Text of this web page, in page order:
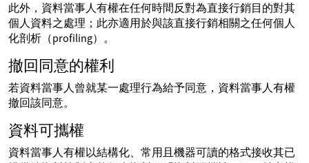
此外，資料當事人有權在任何時間反對為直接行銷目的對其
個人資料之處理；此亦適用於與該直接行銷相關之任何個人
化剖析（profiling）。
撤回同意的權利
若資料當事人曾就某一處理行為給予同意，資料當事人有權
撤回該同意。
資料可攜權
資料當事人有權以結構化、常用且機器可讀的格式接收其已